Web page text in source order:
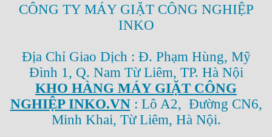
CÔNG TY MÁY GIẶT CÔNG NGHIỆP
INKO
Địa Chỉ Giao Dịch : Đ. Phạm Hùng, Mỹ
Đình 1, Q. Nam Từ Liêm, TP. Hà Nội
KHO HÀNG MÁY GIẶT CÔNG
NGHIỆP INKO.VN: Lô A2, Đường CN6,
Minh Khai, Từ Liêm, Hà Nội.